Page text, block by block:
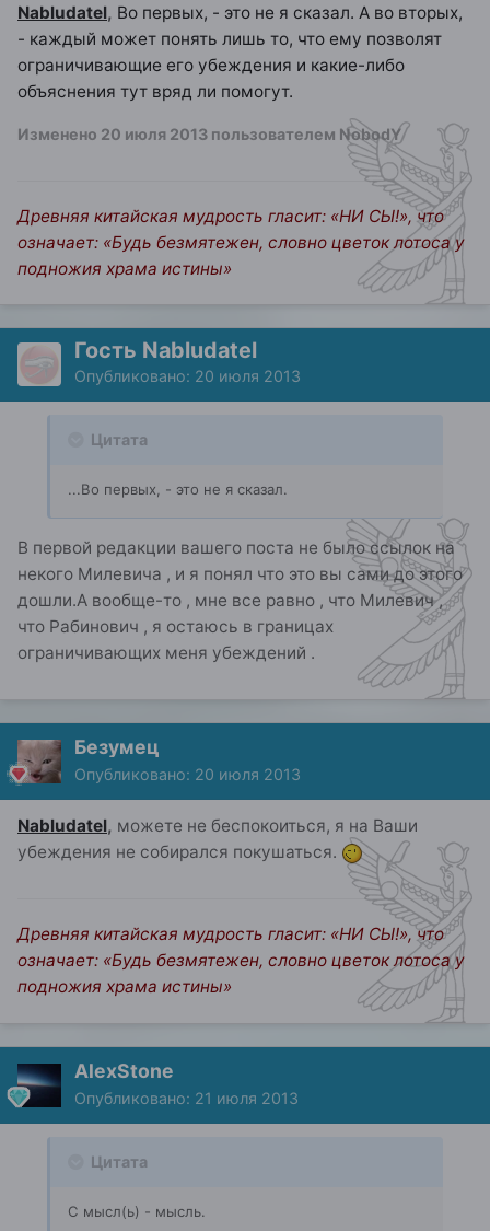
Nabludatel, Во первых, - это не я сказал. А во вторых,
- каждый может понять лишь то, что ему позволят
ограничивающие его убеждения и какие-либо
объяснения тут вряд ли помогут.
Изменено 20 июля 2013 пользователем NobodY
Древняя китайская мудрость гласит: «НИ СЫ!», что
означает: «Будь безмятежен, словно цветок лотоса у
подножия храма истины»
Гость Nabludatel
Опубликовано: 20 июля 2013
Цитата
...Во первых, - это не я сказал.
В первой редакции вашего поста не было ссылок на
некого Милевича , и я понял что это вы сами до этого
дошли.А вообще-то , мне все равно , что Милевич ,
что Рабинович , я остаюсь в границах
ограничивающих меня убеждений .
Безумец
Опубликовано: 20 июля 2013
Nabludatel, можете не беспокоиться, я на Ваши
убеждения не собирался покушаться.
Древняя китайская мудрость гласит: «НИ СЫ!», что
означает: «Будь безмятежен, словно цветок лотоса у
подножия храма истины»
AlexStone
Опубликовано: 21 июля 2013
Цитата
С мысл(ь) - мысль.